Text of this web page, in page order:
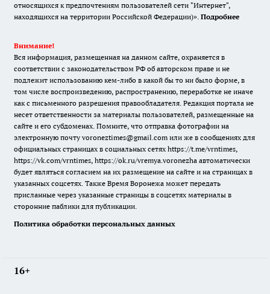
относящихся к предпочтениям пользователей сети "Интернет",
находящихся на территории Российской Федерации)». Подробнее
Внимание!
Вся информация, размещенная на данном сайте, охраняется в
соответствии с законодательством РФ об авторском праве и не
подлежит использованию кем-либо в какой бы то ни было форме, в
том числе воспроизведению, распространению, переработке не иначе
как с письменного разрешения правообладателя. Редакция портала не
несет ответственности за материалы пользователей, размещенные на
сайте и его субдоменах. Помните, что отправка фотографии на
электронную почту voroneztimes@gmail.com или же в сообщениях для
официальных страницах в социальных сетях https://t.me/vrntimes,
https://vk.com/vrntimes, https://ok.ru/vremya.voronezha автоматически
будет являться согласием на их размещение на сайте и на страницах в
указанных соцсетях. Также Время Воронежа может передать
присланные через указанные страницы в соцсетях материалы в
сторонние паблики для публикации.
Политика обработки персональных данных
16+